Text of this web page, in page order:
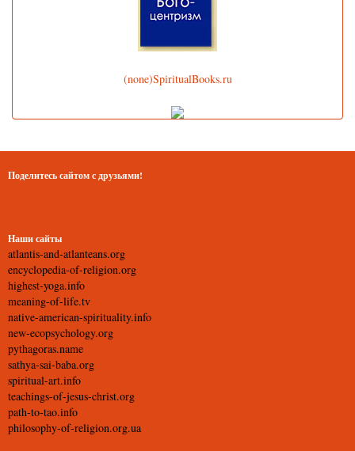
(none)SpiritualBooks.ru
Поделитесь сайтом с друзьями!
Наши сайты
atlantis-and-atlanteans.org
encyclopedia-of-religion.org
highest-yoga.info
meaning-of-life.tv
native-american-spirituality.info
new-ecopsychology.org
pythagoras.name
sathya-sai-baba.org
spiritual-art.info
teachings-of-jesus-christ.org
path-to-tao.info
philosophy-of-religion.org.ua